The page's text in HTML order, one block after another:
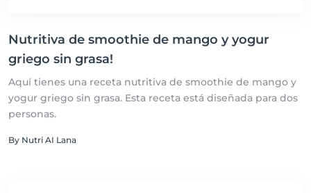
Nutritiva de smoothie de mango y yogur
griego sin grasa!
Aquí tienes una receta nutritiva de smoothie de mango y
yogur griego sin grasa. Esta receta está diseñada para dos
personas.
By Nutri AI Lana